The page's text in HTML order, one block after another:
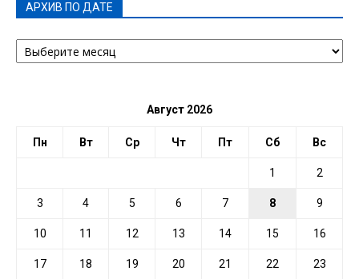
АРХИВ ПО ДАТЕ
АРХИВ
ПО
Август 2026
Пн Вт Ср Чт Пт Сб Вс
1 2
3 4 5 6 7 8 9
10 11 12 13 14 15 16
17 18 19 20 21 22 23